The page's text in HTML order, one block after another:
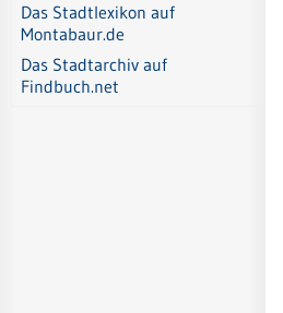
Das Stadtlexikon auf
Montabaur.de
Das Stadtarchiv auf
Findbuch.net